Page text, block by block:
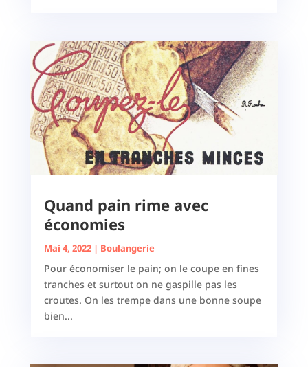
Quand pain rime avec
économies
Mai 4, 2022| Boulangerie
Pour économiser le pain; on le coupe en fines
tranches et surtout on ne gaspille pas les
croutes. On les trempe dans une bonne soupe
bien...